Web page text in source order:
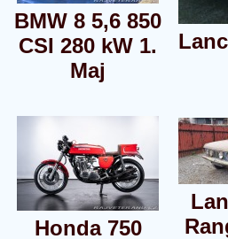
BMW 8 5,6 850
CSI 280 kW 1.
Maj
Honda 750